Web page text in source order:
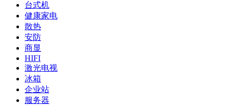
台式机
健康家电
散热
安防
商显
HIFI
激光电视
冰箱
企业站
服务器